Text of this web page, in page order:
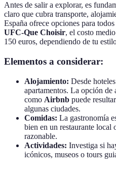
Antes de salir a explorar, es
claro que cubra transporte,
España ofrece opciones para
UFC-Que Choisir, el costo
150 euros, dependiendo de tu
Elementos a considerar:
Alojamiento: Desde
apartamentos. La opción de
como Airbnb puede
algunas ciudades.
Comidas: La gastronomía
bien en un restaurante local
razonable.
Actividades: Investiga si
icónicos, museos o tours